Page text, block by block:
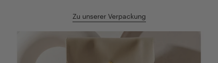
Zu unserer Verpackung